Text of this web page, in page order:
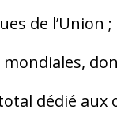
de l’Union ;
dédié aux